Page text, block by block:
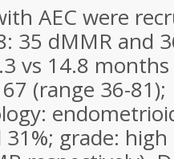
AEC were
35 dMMR and
vs 14.8
(range 36-81);
grade: